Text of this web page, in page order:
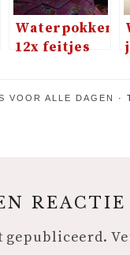
Waterpokken
12x feitjes
VOOR ALLE DAGEN
REACTIE
gepubliceerd.